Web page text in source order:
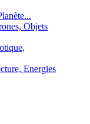
Objets
Energies